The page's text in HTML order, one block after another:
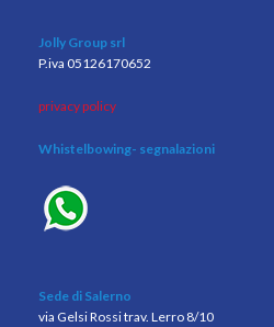
Jolly Group srl
P.iva 05126170652
privacy policy
Whistelbowing- segnalazioni
Sede di Salerno
via Gelsi Rossi trav. Lerro 8/10